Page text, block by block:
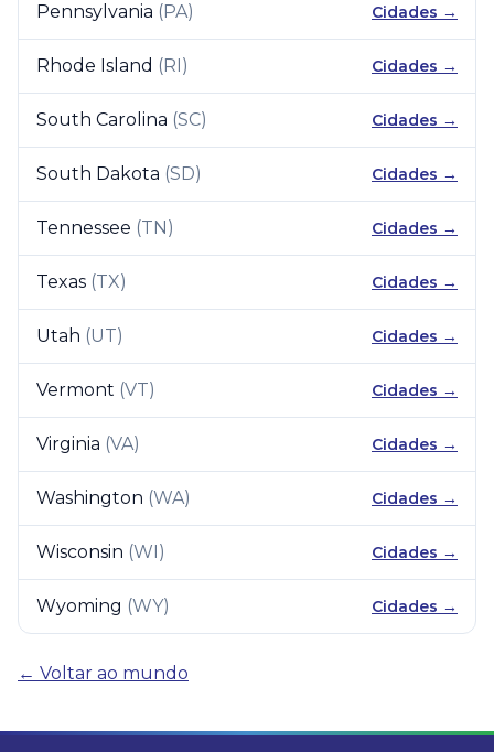
Pennsylvania (PA) Cidades →
Rhode Island (RI) Cidades →
South Carolina (SC) Cidades →
South Dakota (SD) Cidades →
Tennessee (TN) Cidades →
Texas (TX) Cidades →
Utah (UT) Cidades →
Vermont (VT) Cidades →
Virginia (VA) Cidades →
Washington (WA) Cidades →
Wisconsin (WI) Cidades →
Wyoming (WY) Cidades →
← Voltar ao mundo